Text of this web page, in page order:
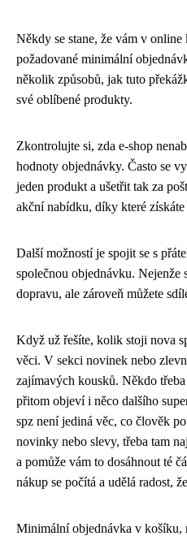
Někdy se stane, že vám v
požadované minimální
několik způsobů, jak tuto
své oblíbené produkty.
Zkontrolujte si, zda e-shop
hodnoty objednávky. Často se
jeden produkt a ušetřit tak za
akční nabídku, díky které
Další možností je spojit se s
společnou objednávku. Nejenže
dopravu, ale zároveň můžete
Když už řešíte, kolik stoji nova
věci. V sekci novinek nebo
zajímavých kousků. Někdo třeba
přitom objeví i něco dalšího
spz není jediná věc, co člověk
novinky nebo slevy, třeba tam
a pomůže vám to dosáhnout té
nákup se počítá a udělá radost,
Minimální objednávka v košíku,